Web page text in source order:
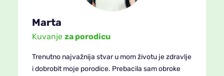
Marta
Kuvanje za porodicu
Trenutno najvažnija stvar u mom životu je zdravlje
i dobrobit moje porodice. Prebacila sam obroke